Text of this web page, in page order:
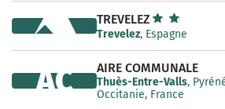
TREVELEZ
Trevelez, Espagne
AIRE COMMUNALE
Thuès-Entre-Valls,
Occitanie, France
AC